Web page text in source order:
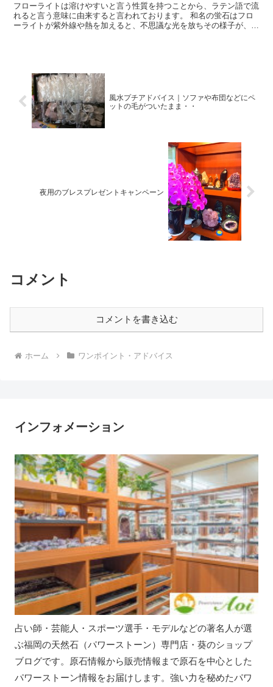
フローライトは溶けやすいと言う性質を持つことから、ラテン語で流
れると言う意味に由来すると言われております。 和名の蛍石はフロ
ーライトが紫外線や熱を加えると、不思議な光を放ちその様子が、蛍
風水プチアドバイス｜ソファや布団などにペ
ットの毛がついたまま・・
夜用のブレスプレゼントキャンペーン
コメント
コメントを書き込む
ホーム ワンポイント・アドバイス
インフォメーション
占い師・芸能人・スポーツ選手・モデルなどの著名人が選
ぶ福岡の天然石（パワーストーン）専門店・葵のショップ
ブログです。原石情報から販売情報まで原石を中心とした
パワーストーン情報をお届けします。強い力を秘めたパワ